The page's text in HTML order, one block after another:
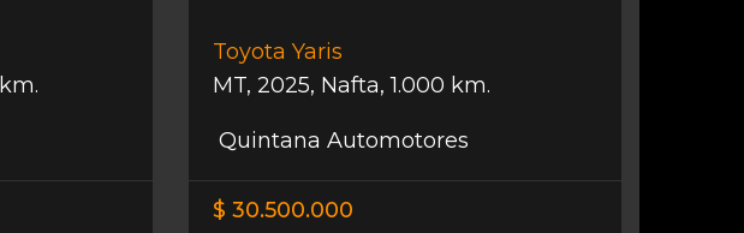
Toyota Yaris
MT, 2025, Nafta,1.000 km.
Quintana Automotores
$ 30.500.000